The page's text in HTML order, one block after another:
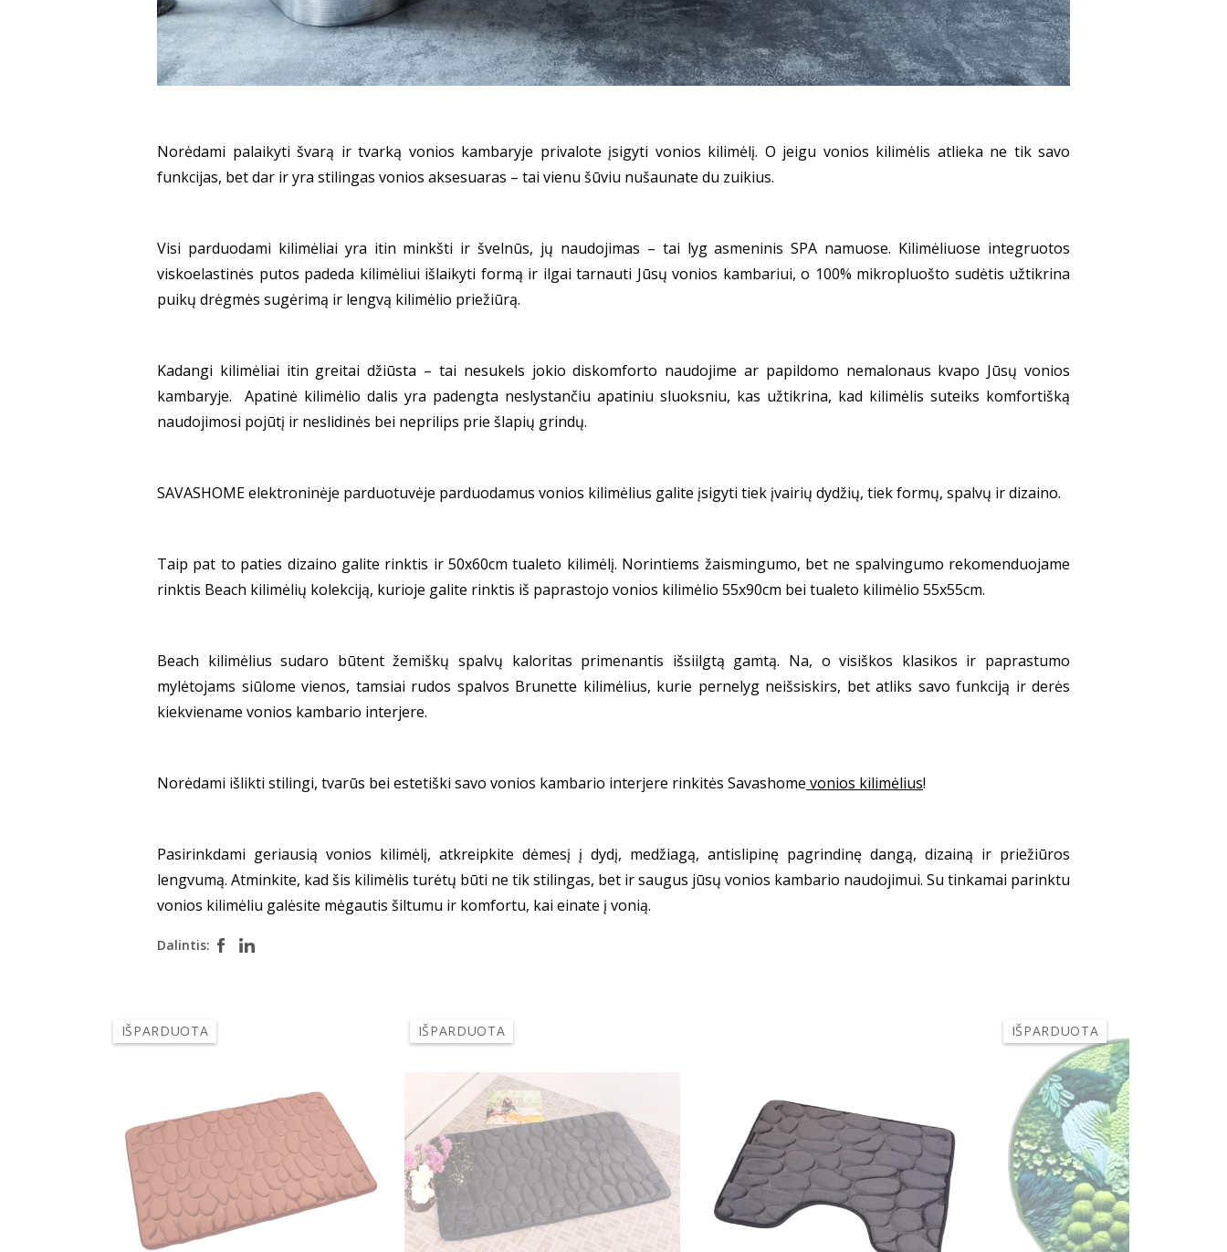
Norėdami palaikyti švarą ir tvarką vonios kambaryje privalote įsigyti vonios kilimėlį. O jeigu vonios kilimėlis atlieka ne tik savo
funkcijas, bet dar ir yra stilingas vonios aksesuaras – tai vienu šūviu nušaunate du zuikius.
Visi parduodami kilimėliai yra itin minkšti ir švelnūs, jų naudojimas – tai lyg asmeninis SPA namuose. Kilimėliuose integruotos
viskoelastinės putos padeda kilimėliui išlaikyti formą ir ilgai tarnauti Jūsų vonios kambariui, o 100% mikropluošto sudėtis užtikrina
puikų drėgmės sugėrimą ir lengvą kilimėlio priežiūrą.
Kadangi kilimėliai itin greitai džiūsta – tai nesukels jokio diskomforto naudojime ar papildomo nemalonaus kvapo Jūsų vonios
kambaryje. Apatinė kilimėlio dalis yra padengta neslystančiu apatiniu sluoksniu, kas užtikrina, kad kilimėlis suteiks komfortišką
naudojimosi pojūtį ir neslidinės bei neprilips prie šlapių grindų.
SAVASHOME elektroninėje parduotuvėje parduodamus vonios kilimėlius galite įsigyti tiek įvairių dydžių, tiek formų, spalvų ir dizaino.
Taip pat to paties dizaino galite rinktis ir 50x60cm tualeto kilimėlį. Norintiems žaismingumo, bet ne spalvingumo rekomenduojame
rinktis Beach kilimėlių kolekciją, kurioje galite rinktis iš paprastojo vonios kilimėlio 55x90cm bei tualeto kilimėlio 55x55cm.
Beach kilimėlius sudaro būtent žemiškų spalvų kaloritas primenantis išsiilgtą gamtą. Na, o visiškos klasikos ir paprastumo
mylėtojams siūlome vienos, tamsiai rudos spalvos Brunette kilimėlius, kurie pernelyg neišsiskirs, bet atliks savo funkciją ir derės
kiekviename vonios kambario interjere.
Norėdami išlikti stilingi, tvarūs bei estetiški savo vonios kambario interjere rinkitės Savashome vonios kilimėlius!
Pasirinkdami geriausią vonios kilimėlį, atkreipkite dėmesį į dydį, medžiagą, antislipinę pagrindinę dangą, dizainą ir priežiūros
lengvumą. Atminkite, kad šis kilimėlis turėtų būti ne tik stilingas, bet ir saugus jūsų vonios kambario naudojimui. Su tinkamai parinktu
vonios kilimėliu galėsite mėgautis šiltumu ir komfortu, kai einate į vonią.
Dalintis:
IŠPARDUOTA IŠPARDUOTA IŠPARDUOTA